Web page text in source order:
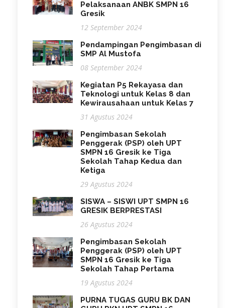
Pelaksanaan ANBK SMPN 16
Gresik
12 September 2024
Pendampingan Pengimbasan di
SMP Al Mustofa
08 September 2024
Kegiatan P5 Rekayasa dan
Teknologi untuk Kelas 8 dan
Kewirausahaan untuk Kelas 7
31 Agustus 2024
Pengimbasan Sekolah
Penggerak (PSP) oleh UPT
SMPN 16 Gresik ke Tiga
Sekolah Tahap Kedua dan
Ketiga
29 Agustus 2024
SISWA – SISWI UPT SMPN 16
GRESIK BERPRESTASI
26 Agustus 2024
Pengimbasan Sekolah
Penggerak (PSP) oleh UPT
SMPN 16 Gresik ke Tiga
Sekolah Tahap Pertama
19 Agustus 2024
PURNA TUGAS GURU BK DAN